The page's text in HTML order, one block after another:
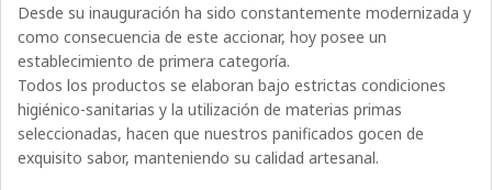
Desde su inauguración ha sido constantemente modernizada y
como consecuencia de este accionar, hoy posee un
establecimiento de primera categoría.
Todos los productos se elaboran bajo estrictas condiciones
higiénico-sanitarias y la utilización de materias primas
seleccionadas, hacen que nuestros panificados gocen de
exquisito sabor, manteniendo su calidad artesanal.